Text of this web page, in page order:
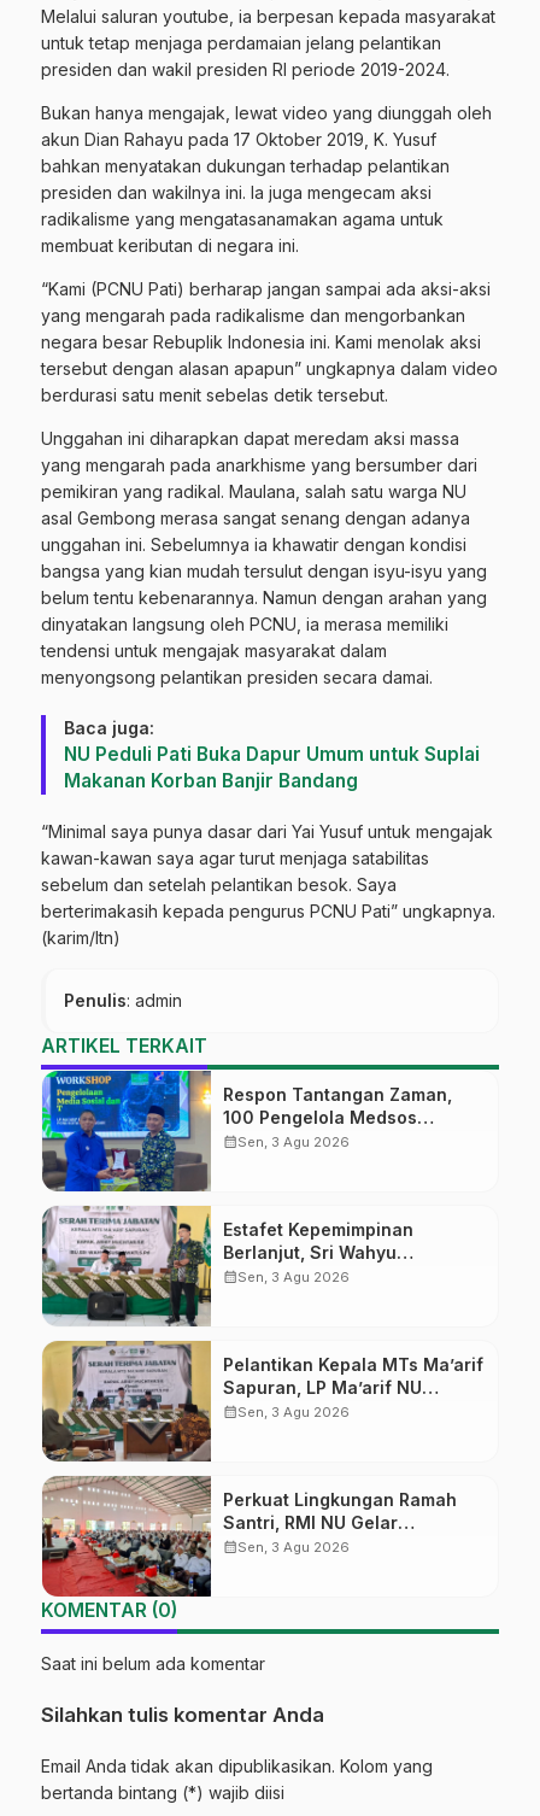
Melalui saluran youtube, ia berpesan kepada masyarakat
untuk tetap menjaga perdamaian jelang pelantikan
presiden dan wakil presiden RI periode 2019-2024.
Bukan hanya mengajak, lewat video yang diunggah oleh
akun Dian Rahayu pada 17 Oktober 2019, K. Yusuf
bahkan menyatakan dukungan terhadap pelantikan
presiden dan wakilnya ini. Ia juga mengecam aksi
radikalisme yang mengatasanamakan agama untuk
membuat keributan di negara ini.
“Kami (PCNU Pati) berharap jangan sampai ada aksi-aksi
yang mengarah pada radikalisme dan mengorbankan
negara besar Rebuplik Indonesia ini. Kami menolak aksi
tersebut dengan alasan apapun” ungkapnya dalam video
berdurasi satu menit sebelas detik tersebut.
Unggahan ini diharapkan dapat meredam aksi massa
yang mengarah pada anarkhisme yang bersumber dari
pemikiran yang radikal. Maulana, salah satu warga NU
asal Gembong merasa sangat senang dengan adanya
unggahan ini. Sebelumnya ia khawatir dengan kondisi
bangsa yang kian mudah tersulut dengan isyu-isyu yang
belum tentu kebenarannya. Namun dengan arahan yang
dinyatakan langsung oleh PCNU, ia merasa memiliki
tendensi untuk mengajak masyarakat dalam
menyongsong pelantikan presiden secara damai.
Baca juga:
NU Peduli Pati Buka Dapur Umum untuk Suplai
Makanan Korban Banjir Bandang
“Minimal saya punya dasar dari Yai Yusuf untuk mengajak
kawan-kawan saya agar turut menjaga satabilitas
sebelum dan setelah pelantikan besok. Saya
berterimakasih kepada pengurus PCNU Pati” ungkapnya.
(karim/ltn)
Penulis: admin
ARTIKEL TERKAIT
Respon Tantangan Zaman,
100 Pengelola Medsos
Sekolah Ma’arif Pekalongan
calendar_monthSen, 3 Agu 2026
Estafet Kepemimpinan
Berlanjut, Sri Wahyu
Susilowati Resmi Pimpin MTs
calendar_monthSen, 3 Agu 2026
Pelantikan Kepala MTs Ma’arif
Sapuran, LP Ma’arif NU
Wonosobo Tekankan Lima
calendar_monthSen, 3 Agu 2026
Perkuat Lingkungan Ramah
Santri, RMI NU Gelar
‘Sambang Pesantren’ di Pati
calendar_monthSen, 3 Agu 2026
KOMENTAR (0)
Saat ini belum ada komentar
Silahkan tulis komentar Anda
Email Anda tidak akan dipublikasikan. Kolom yang
bertanda bintang (*) wajib diisi